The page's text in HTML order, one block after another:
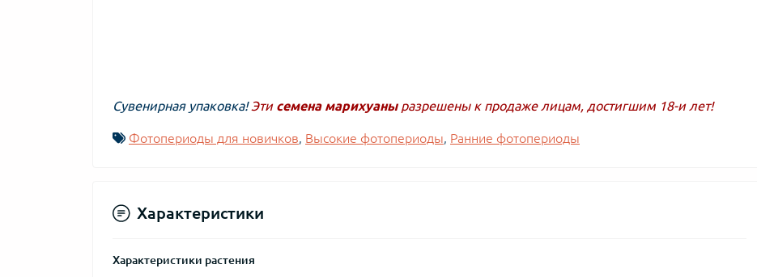
Сувенирная упаковка!Эти семена марихуаныразрешены к продаже лицам, достигшим 18-и лет!
Фотопериоды для новичков, Высокие фотопериоды, Ранние фотопериоды
Характеристики
Характеристики растения